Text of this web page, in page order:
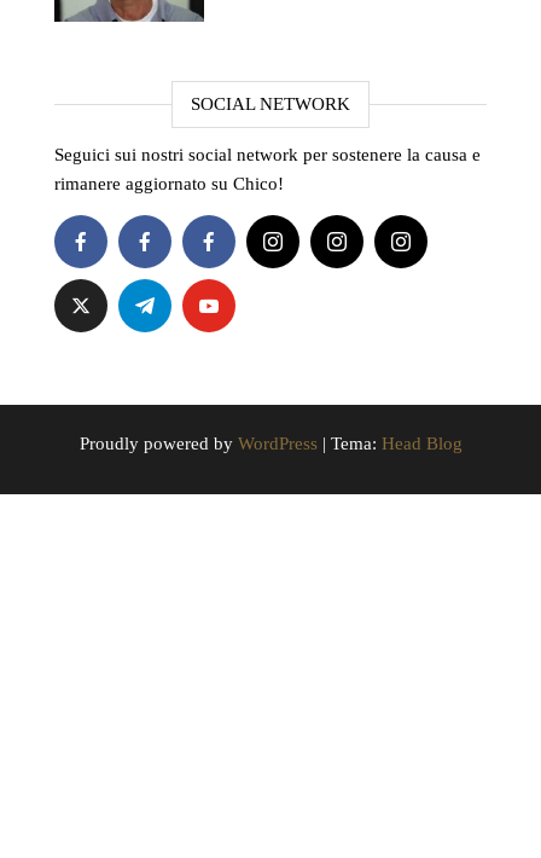
SOCIAL NETWORK
Seguici sui nostri social network per sostenere la causa e
rimanere aggiornato su Chico!
Proudly powered by WordPress | Tema: Head Blog